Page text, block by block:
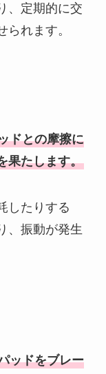
、定期的に交
れます。
ドとの摩擦に
果たします。
したりする
、振動が発生
ッドをブレー